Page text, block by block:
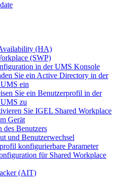
(HA)
(SWP)
in der UMS Konsole
Sie ein Active Directory in der
ein
Sie ein Benutzerprofil in der
zu
Sie IGEL Shared Workplace
Gerät
des Benutzers
und Benutzerwechsel
konfigurierbare Parameter
für Shared Workplace
(AIT)